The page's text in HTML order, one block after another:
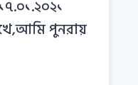
পুনরায়